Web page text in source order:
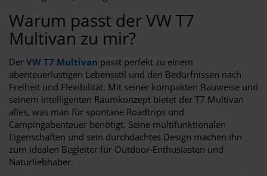
Warum passt der VW T7
Multivan zu mir?
Der VW T7 Multivan passt perfekt zu einem
abenteuerlustigen Lebensstil und den Bedürfnissen nach
Freiheit und Flexibilität. Mit seiner kompakten Bauweise und
seinem intelligenten Raumkonzept bietet der T7 Multivan
alles, was man für spontane Roadtrips und
Campingabenteuer benötigt. Seine multifunktionalen
Eigenschaften und sein durchdachtes Design machen ihn
zum idealen Begleiter für Outdoor-Enthusiasten und
Naturliebhaber.